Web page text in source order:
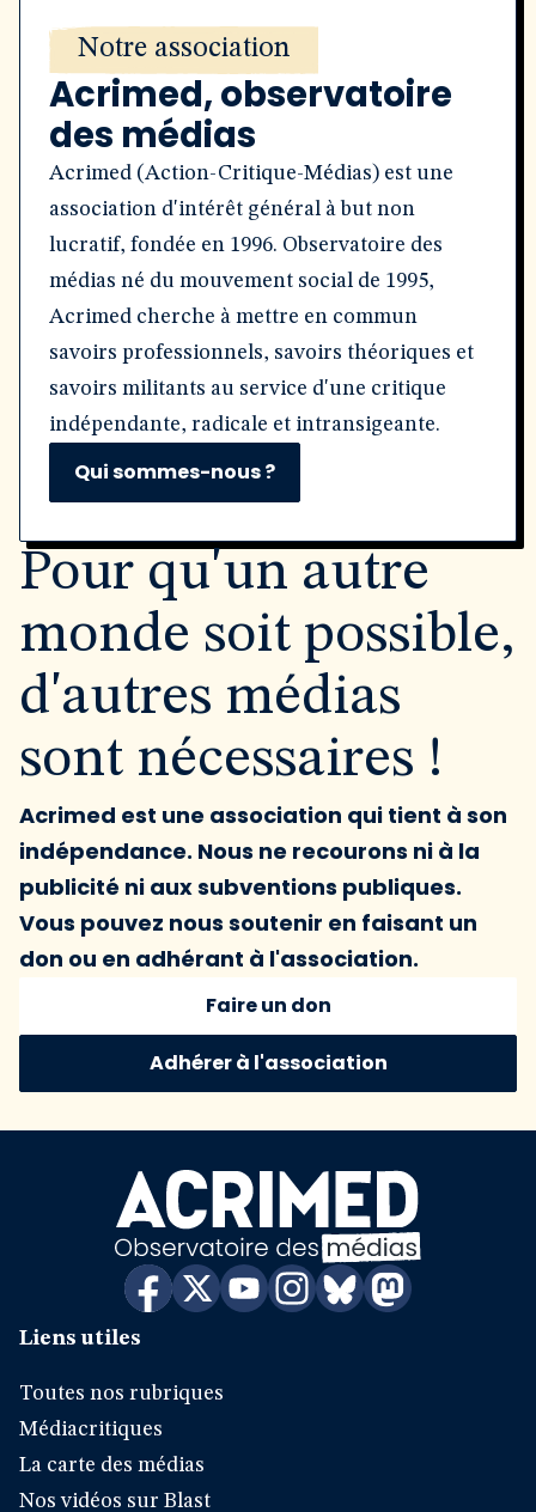
Notre association
Acrimed, observatoire
des médias
Acrimed (Action-Critique-Médias) est une
association d'intérêt général à but non
lucratif, fondée en 1996. Observatoire des
médias né du mouvement social de 1995,
Acrimed cherche à mettre en commun
savoirs professionnels, savoirs théoriques et
savoirs militants au service d'une critique
indépendante, radicale et intransigeante.
Qui sommes-nous ?
Pour qu'un autre
monde soit possible,
d'autres médias
sont nécessaires !
Acrimed est une association qui tient à son
indépendance. Nous ne recourons ni à la
publicité ni aux subventions publiques.
Vous pouvez nous soutenir en faisant un
don ou en adhérant à l'association.
Faire un don
Adhérer à l'association
Liens utiles
Toutes nos rubriques
Médiacritiques
La carte des médias
Nos vidéos sur Blast